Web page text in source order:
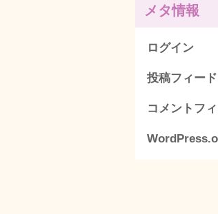
メタ情報
ログイン
投稿フィード
コメントフ